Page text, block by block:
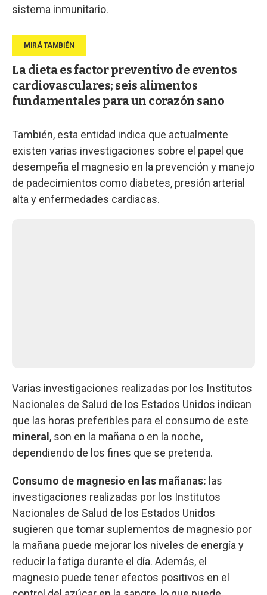
sistema inmunitario.
La dieta es factor preventivo de eventos
cardiovasculares; seis alimentos
fundamentales para un corazón sano
También, esta entidad indica que actualmente
existen varias investigaciones sobre el papel que
desempeña el magnesio en la prevención y manejo
de padecimientos como diabetes, presión arterial
alta y enfermedades cardiacas.
Varias investigaciones realizadas por los Institutos
Nacionales de Salud de los Estados Unidos indican
que las horas preferibles para el consumo de este
mineral , son en la mañana o en la noche,
dependiendo de los fines que se pretenda.
Consumo de magnesio en las mañanas: las
investigaciones realizadas por los Institutos
Nacionales de Salud de los Estados Unidos
sugieren que tomar suplementos de magnesio por
la mañana puede mejorar los niveles de energía y
reducir la fatiga durante el día. Además, el
magnesio puede tener efectos positivos en el